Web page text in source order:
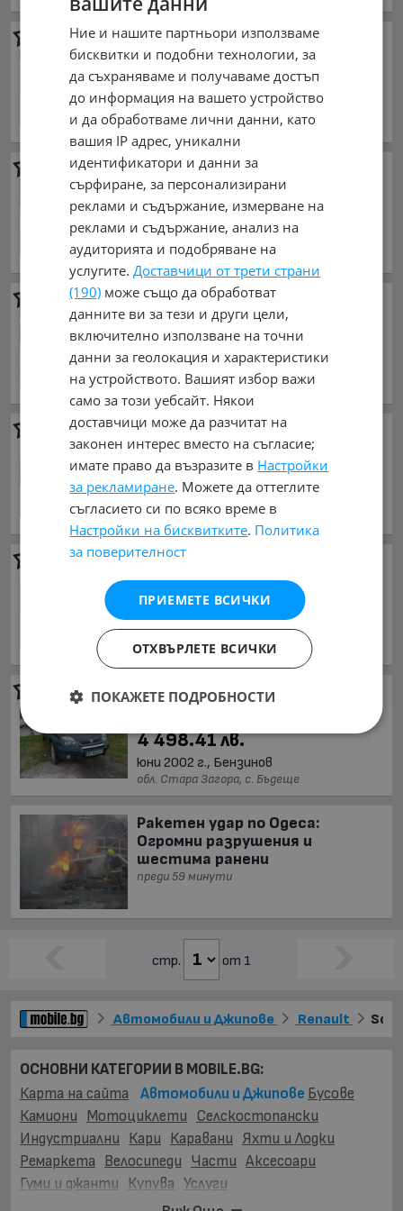
Renault Scenic rx4RX4 1, 9 dci
1 950 €
3 813.87 лв.
април 2001 г., Дизелов
обл. Търговище, гр. Търговище
Renault Scenic rx4
2 000 €
3 911.66 лв.
ноември 2001 г., Дизелов
обл. Шумен, с. Вълнари
Renault Scenic rx4
2 000 €
3 911.66 лв.
февруари 2001 г., Дизелов
обл. Русе, гр. Бяла
Renault Scenic rx41.9dci
2 100 €
4 107.24 лв.
юни 2002 г., Дизелов
обл. Бургас, гр. Бургас
Renault Scenic rx4
2 150 €
4 205.03 лв.
юни 2002 г., Дизелов
обл. София, гр. Костинброд
Renault Scenic rx4
4 498.41 лв.
юни 2002 г., Бензинов
обл. Стара Загора, с. Бъдеще
Ракетен удар по Одеса:
Огромни разрушения и
шестима ранени
преди 59 минути
стр. от 1
Автомобили и Джипове Renault
ОСНОВНИ КАТЕГОРИИ В MOBILE.BG:
Карта на сайта
Автомобили и Джипове Бусове
Камиони Мотоциклети Селскостопански
Индустриални Кари Каравани Яхти и Лодки
Ремаркета Велосипеди Части Аксесоари
Гуми и джанти
Купува Услуги
Ние и нашите партньори използваме
бисквитки и подобни технологии, за
да съхраняваме и получаваме достъп
до информация на вашето устройство
и да обработваме лични данни, като
вашия IP адрес, уникални
идентификатори и данни за
сърфиране, за персонализирани
реклами и съдържание, измерване на
реклами и съдържание, анализ на
аудиторията и подобряване на
услугите.Доставчици от трети страни
(190) може също да обработват
данните ви за тези и други цели,
включително използване на точни
данни за геолокация и характеристики
на устройството. Вашият избор важи
само за този уебсайт. Някои
доставчици може да разчитат на
законен интерес вместо на съгласие;
имате право да възразите в Настройки
за рекламиране. Можете да оттеглите
съгласието си по всяко време в
Настройки на бисквитките. Политика
за поверителност
ПРИЕМЕТЕ ВСИЧКИ
ОТХВЪРЛЕТЕ ВСИЧКИ
ПОКАЖЕТЕ ПОДРОБНОСТИ